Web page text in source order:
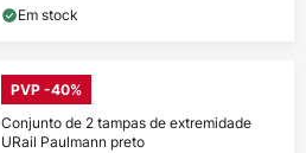
Em stock
PVP -40%
Conjunto de 2 tampas de extremidade
URail Paulmann preto